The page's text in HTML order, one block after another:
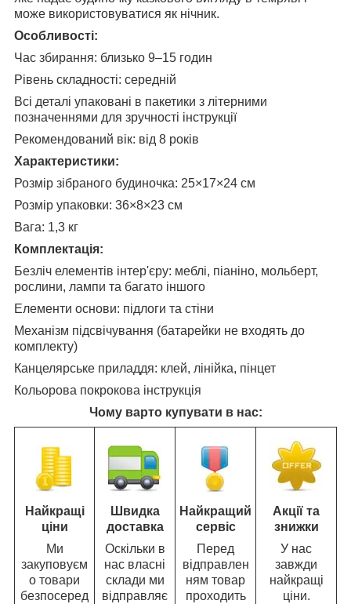
може використовуватися як нічник.
Особливості:
Час збирання: близько 9–15 годин
Рівень складності: середній
Всі деталі упаковані в пакетики з літерними
позначеннями для зручності інструкції
Рекомендований вік: від 8 років
Характеристики:
Розмір зібраного будиночка: 25×17×24 см
Розмір упаковки: 36×8×23 см
Вага: 1,3 кг
Комплектація:
Безліч елементів інтер'єру: меблі, піаніно, мольберт,
рослини, лампи та багато іншого
Елементи основи: підлоги та стіни
Механізм підсвічування (батарейки не входять до
комплекту)
Канцелярське приладдя: клей, лінійка, пінцет
Кольорова покрокова інструкція
Чому варто купувати в нас:
Найкращі
ціни
Ми
закуповуєм
о товари
безпосеред
Швидка
доставка
Оскільки в
нас власні
склади ми
відправляє
Найкращий
сервіс
Перед
відправлен
ням товар
проходить
Акції та
знижки
У нас
завжди
найкращі
ціни.